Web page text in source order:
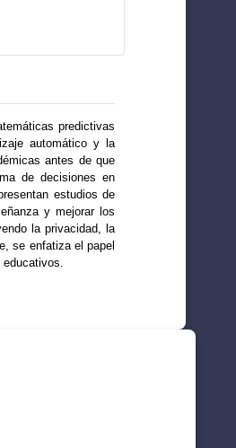
predictivas
automático y la
antes de que
de decisiones en
estudios de
y mejorar los
la privacidad, la
se enfatiza el papel
educativos.